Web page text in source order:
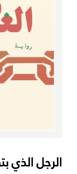
الرجل الذي